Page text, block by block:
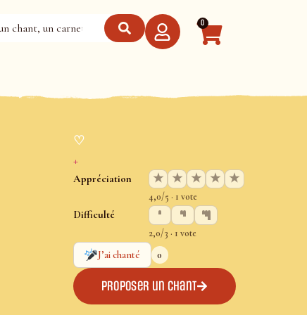
0
♡
+
Appréciation ★ ★ ★ ★ ★
4,0/5 · 1 vote
Difficulté
2,0/3 · 1 vote
J’ai chanté
0
Proposer un chant